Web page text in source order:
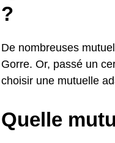
?
De nombreuses
Gorre. Or, passé un
choisir une mutuelle
Quelle